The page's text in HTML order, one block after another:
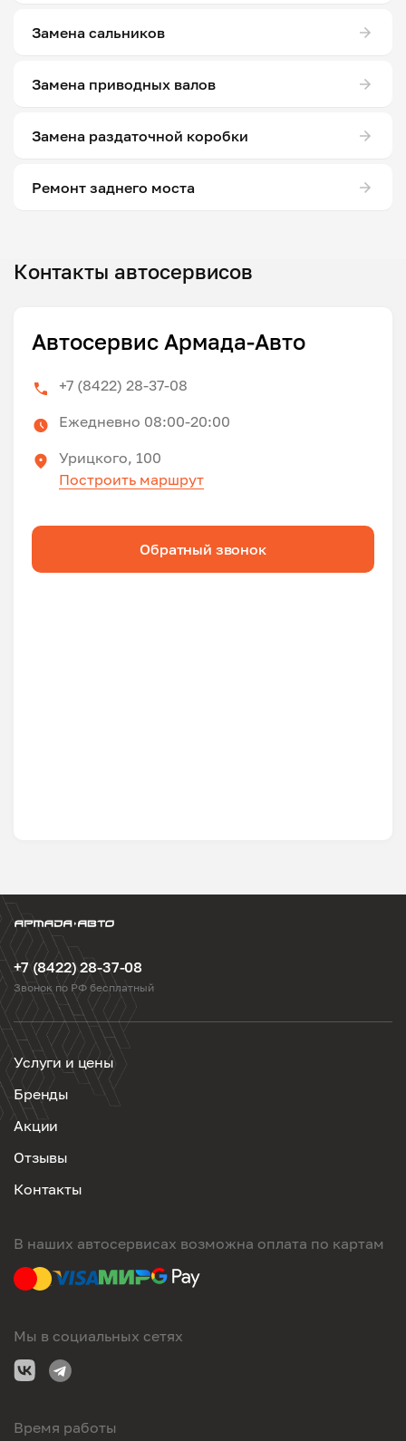
Замена сальников
Замена приводных валов
Замена раздаточной коробки
Ремонт заднего моста
Контакты автосервисов
Автосервис Армада-Авто
+7 (8422) 28-37-08
Ежедневно 08:00-20:00
Урицкого, 100
Построить маршрут
Обратный звонок
+7 (8422) 28-37-08
Звонок по РФ бесплатный
Услуги и цены
Бренды
Акции
Отзывы
Контакты
В наших автосервисах возможна оплата по картам
Мы в социальных сетях
Время работы